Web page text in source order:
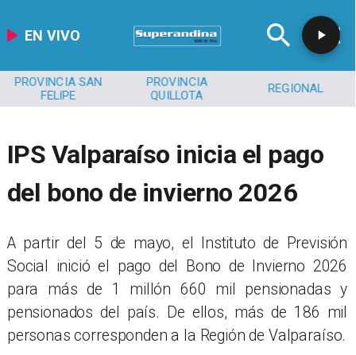
EN VIVO
PROVINCIA SAN
FELIPE
PROVINCIA
QUILLOTA
REGIONAL
IPS Valparaíso inicia el pago
del bono de invierno 2026
​A partir del 5 de mayo, el Instituto de Previsión
Social inició el pago del Bono de Invierno 2026
para más de 1 millón 660 mil pensionadas y
pensionados del país. De ellos, más de 186 mil
personas corresponden a la Región de Valparaíso.